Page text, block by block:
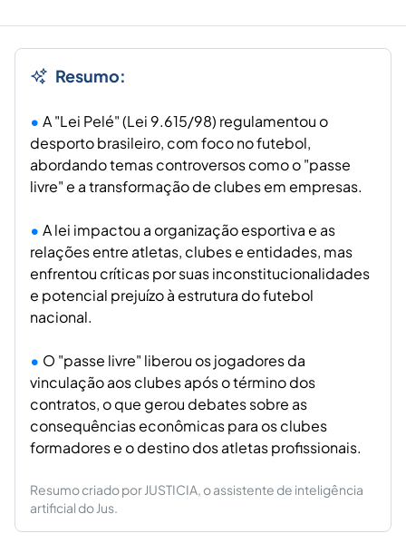
Resumo:
A "Lei Pelé" (Lei 9.615/98) regulamentou o
desporto brasileiro, com foco no futebol,
abordando temas controversos como o "passe
livre" e a transformação de clubes em empresas.
A lei impactou a organização esportiva e as
relações entre atletas, clubes e entidades, mas
enfrentou críticas por suas inconstitucionalidades
e potencial prejuízo à estrutura do futebol
nacional.
O "passe livre" liberou os jogadores da
vinculação aos clubes após o término dos
contratos, o que gerou debates sobre as
consequências econômicas para os clubes
formadores e o destino dos atletas profissionais.
Resumo criado por JUSTICIA, o assistente de inteligência
artificial do Jus.